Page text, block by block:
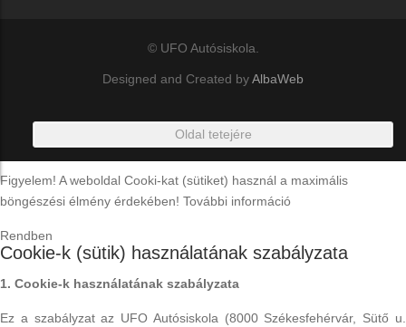
© UFO Autósiskola.
Designed and Created byAlbaWeb
Oldal tetejére
Figyelem! A weboldal Cooki-kat (sütiket) használ a maximális
böngészési élmény érdekében! További információ
Rendben
Cookie-k (sütik) használatának szabályzata
1. Cookie-k használatának szabályzata
Ez a szabályzat az UFO Autósiskola (8000 Székesfehérvár, Sütő u.